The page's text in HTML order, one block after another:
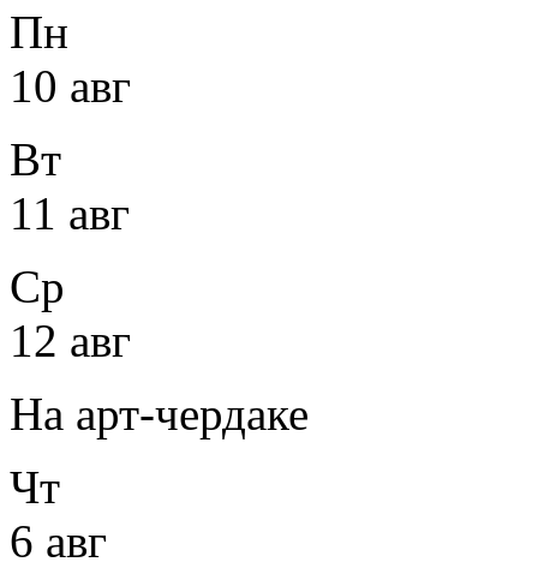
Пн
10 авг
Вт
11 авг
Ср
12 авг
На арт-чердаке
Чт
6 авг